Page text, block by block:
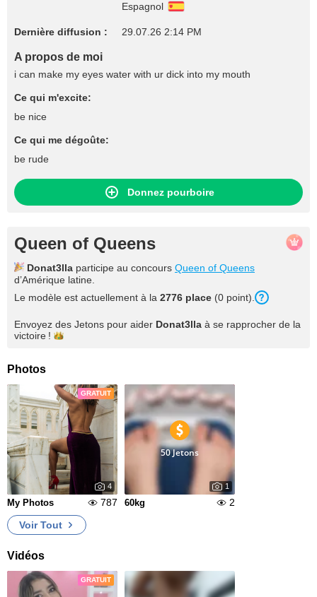
Espagnol
Dernière diffusion : 29.07.26 2:14 PM
A propos de moi
i can make my eyes water with ur dick into my mouth
Ce qui m'excite:
be nice
Ce qui me dégoûte:
be rude
Donnez pourboire
Queen of Queens
Donat3lla participe au concours Queen of Queens
d’Amérique latine.
Le modèle est actuellement à la 2776 place (0 point).
Envoyez des Jetons pour aider Donat3lla à se rapprocher de la
victoire !
Photos
GRATUIT
4
My Photos 787
50 Jetons
1
60kg
2
Voir Tout
Vidéos
GRATUIT